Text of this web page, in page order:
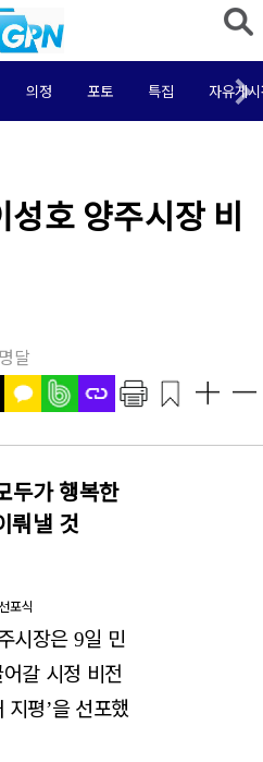
의정 포토 특집 자유게
호 양주시장 비
달
두가 행복한
뤄낼 것
포식
시장은 9일 민
갈 시정 비전
지평’을 선포했